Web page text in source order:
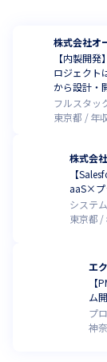
株式会社オ
【内製開
ロジェクト
から設計・
フルスタッ
東京都
年
株式会
【
aaS×プ
システ
東京都
エ
【
ム
プ
神